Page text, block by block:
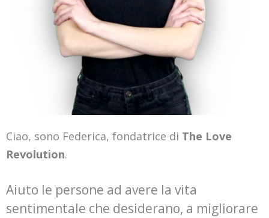
Ciao, sono Federica, fondatrice di The Love
Revolution.
Aiuto le persone ad avere la vita
sentimentale che desiderano, a migliorare